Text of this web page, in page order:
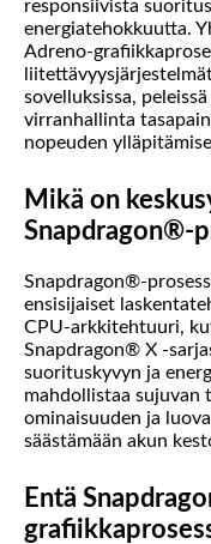
responsiivista
energiatehokkuutta.
Adreno-
sovelluksissa,
virranhallinta
nopeuden
Mikä on
Snapdragon®-
Snapdragon®-
ensisijaiset
CPU-arkkitehtuuri,
Snapdragon® X -
suorituskyvyn ja
mahdollistaa sujuvan
ominaisuuden ja
säästämään akun
Entä